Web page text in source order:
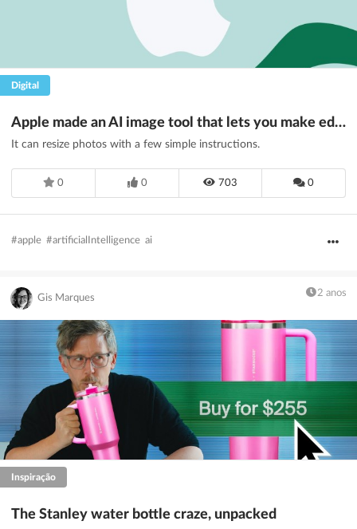
Digital
Apple made an AI image tool that lets you make edits by describing them
It can resize photos with a few simple instructions.
0 0 703 0
#apple #artificialIntelligence ai
Gis Marques 2 anos
Inspiração
The Stanley water bottle craze, unpacked